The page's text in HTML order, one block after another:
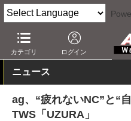
カテゴリ ログイン
AV Watch 製品 ヘッドフォン
ニュース
ag、“疲れないNC”と“
TWS「UZURA」